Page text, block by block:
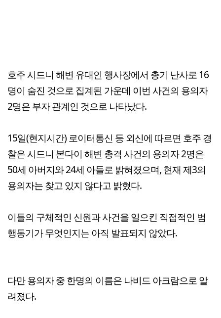
호주 시드니 해변 유대인 행사장에서 총기 난사로 16
명이 숨진 것으로 집계된 가운데 이번 사건의 용의자
2명은 부자 관계인 것으로 나타났다.
15일(현지시간) 로이터통신 등 외신에 따르면 호주 경
찰은 시드니 본다이 해변 총격 사건의 용의자 2명은
50세 아버지와 24세 아들로 밝혀졌으며, 현재 제3의
용의자는 찾고 있지 않다고 밝혔다.
이들의 구체적인 신원과 사건을 일으킨 직접적인 범
행동기가 무엇인지는 아직 발표되지 않았다.
다만 용의자 중 한명의 이름은 나비드 아크람으로 알
려졌다.